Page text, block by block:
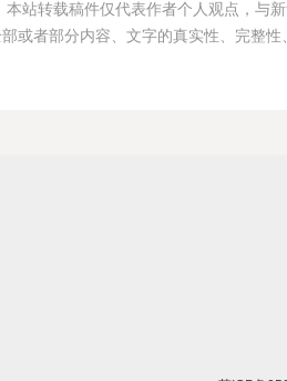
本站转载稿件仅代表作者个人观点，与
或者部分内容、文字的真实性、完整